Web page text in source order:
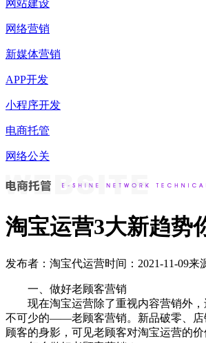
网站建设
网络营销
新媒体营销
APP开发
小程序开发
电商托管
网络公关
淘宝运营3大新趋势
发布者：淘宝代运营时间：2021-11-09来
一、做好老顾客营销
现在淘宝运营除了重视内容营销外，
不可少的——老顾客营销。新品破零、店
顾客的身影，可见老顾客对淘宝运营